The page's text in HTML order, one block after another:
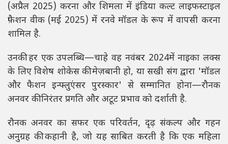
(अप्रैल 2025) करना और शिमला में इंडिया कल्ट लाइफस्टाइल
फ़ैशन वीक (मई 2025) में रनवे मॉडल के रूप में वापसी करना
शामिल है.
उनकी हर एक उपलब्धि—चाहे वह नवंबर 2024में नाइका लक्स
के लिए विशेष शोकेस की मेज़बानी हो, या सखी संग द्वारा 'मॉडल
और फैशन इन्फ्लुएंसर पुरस्कार' से सम्मानित होना—रौनक
अनवर की निरंतर प्रगति और अटूट प्रभाव को दर्शाती है.
रौनक अनवर का सफर एक परिवर्तन, दृढ़ संकल्प और गहन
अनुग्रह की कहानी है, जो यह साबित करती है कि एक महिला